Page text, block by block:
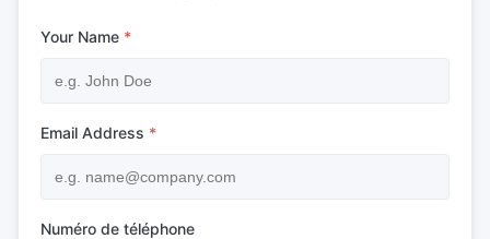
Your Name *
Email Address *
Numéro de téléphone